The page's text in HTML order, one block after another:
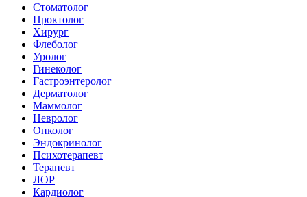
Стоматолог
Проктолог
Хирург
Флеболог
Уролог
Гинеколог
Гастроэнтеролог
Дерматолог
Маммолог
Невролог
Онколог
Эндокринолог
Психотерапевт
Терапевт
ЛОР
Кардиолог